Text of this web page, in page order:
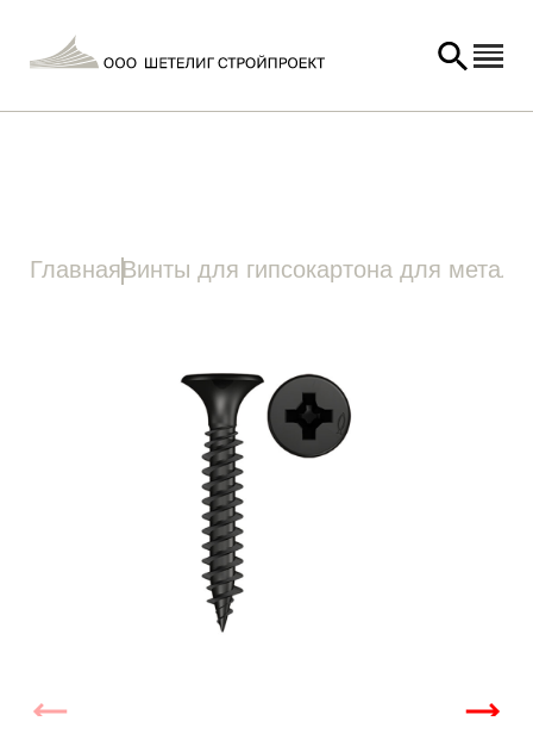
металлических несущих конструкций
ГлавнаяВинты для гипсокартона для